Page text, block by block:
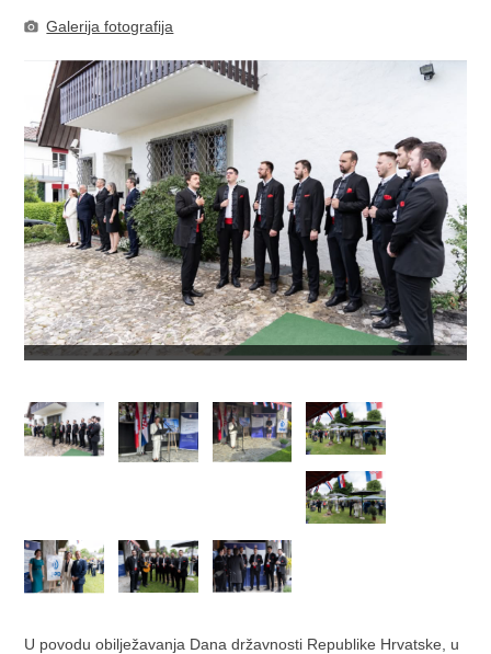
Galerija fotografija
U povodu obilježavanja Dana državnosti Republike Hrvatske, u